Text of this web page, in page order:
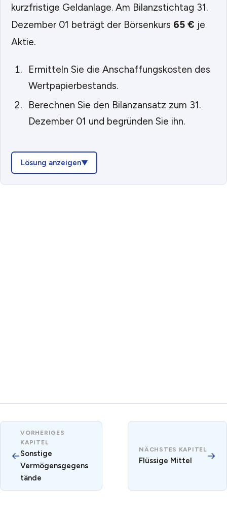
kurzfristige Geldanlage. Am Bilanzstichtag 31.
Dezember 01 beträgt der Börsenkurs 65 € je
Aktie.
Ermitteln Sie die Anschaffungskosten des
Wertpapierbestands.
Berechnen Sie den Bilanzansatz zum 31.
Dezember 01 und begründen Sie ihn.
Lösung anzeigen
←
VORHERIGES
KAPITEL
Sonstige
Vermögensgegens
tände
NÄCHSTES KAPITEL
Flüssige Mittel →